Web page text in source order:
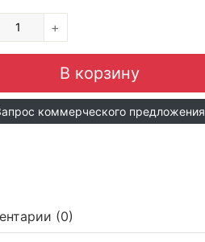
+
коммерческого предложения
(0)